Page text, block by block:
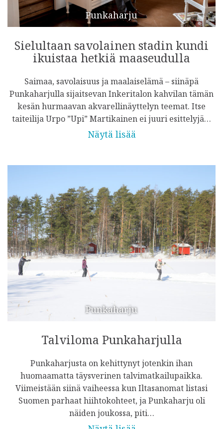
Punkaharju
Sielultaan savolainen stadin kundi
ikuistaa hetkiä maaseudulla
Saimaa, savolaisuus ja maalaiselämä – siinäpä
Punkaharjulla sijaitsevan Inkeritalon kahvilan tämän
kesän hurmaavan akvarellinäyttelyn teemat. Itse
taiteilija Urpo ”Upi” Martikainen ei juuri esittelyjä…
Näytä lisää
Punkaharju
Talviloma Punkaharjulla
Punkaharjusta on kehittynyt jotenkin ihan
huomaamatta täysverinen talvimatkailupaikka.
Viimeistään siinä vaiheessa kun Iltasanomat listasi
Suomen parhaat hiihtokohteet, ja Punkaharju oli
näiden joukossa, piti…